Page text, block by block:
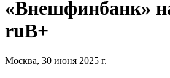
«Внешфинбанк»
ruB+
Москва, 30 июня 2025 г.